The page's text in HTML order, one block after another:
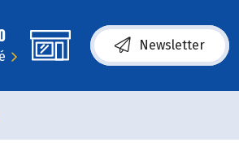
Newsletter